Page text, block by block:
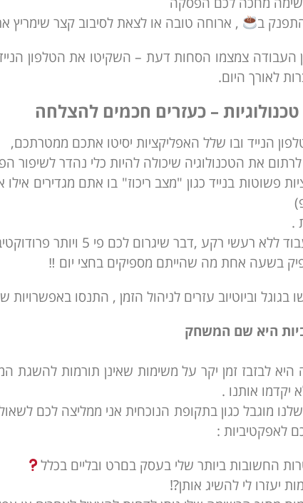
ב
, ארוחה טובה או לצאת לסיבוב קצר שימריץ
העבודה צמצמו הסחות דעת – השקיטו את הטלפון
לאורך היום.
טכנולוגיות – כעזרים חכמים להצלחה
הנייד ובו שלל האפליקציות יסיטו אתכם ממטרתכם,
את הטכנולוגיה שיכולה להיות כלי נהדר לשיפור
פשוטות בנייד כגון "מצב ריכוז" בו אתם מגדירים
.
רעשי רקע ,דבר שיגרום לכם פי 5 ויותר פרודוקטיביות !!
בשעה אחת מה שהייתם מספיקים בחצי יום ‼
בגוגל וביוטיוב עזרים לניהול הזמן , התנסו
היא שם המשחק
היא לבזבז זמן יקר על משימות שאינן תורמות להשגת
יקדמו אותנו .
לאפקטיביות :